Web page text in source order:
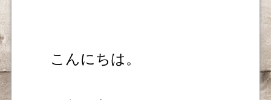
こんにちは。